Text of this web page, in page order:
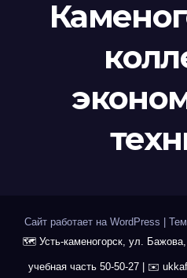
Сайт работает на WordPress